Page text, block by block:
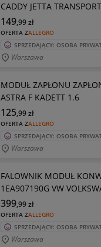
CADDY JETTA
OFERTA ZALLEGRO
149,99zł
SPRZEDAJĄCY: OSOBA
Warszawa
MODUŁ ZAPŁONU
ASTRA F KADETT 1.6
OFERTA ZALLEGRO
125,99zł
SPRZEDAJĄCY: OSOBA
Warszawa
FALOWNIK MODUŁ
1EA907190G VW
OFERTA ZALLEGRO
399,99zł
SPRZEDAJĄCY: OSOBA
Warszawa